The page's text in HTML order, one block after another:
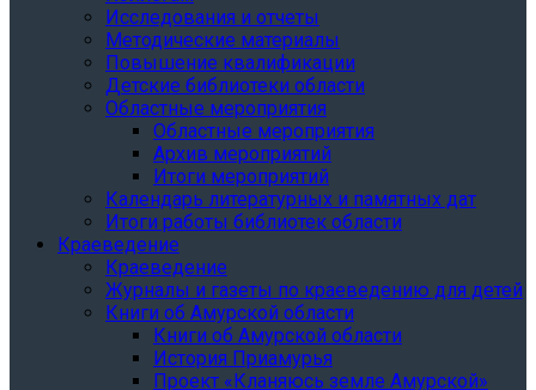
Исследования и отчеты
Методические материалы
Повышение квалификации
Детские библиотеки области
Областные мероприятия
Областные мероприятия
Архив мероприятий
Итоги мероприятий
Календарь литературных и памятных дат
Итоги работы библиотек области
Краеведение
Краеведение
Журналы и газеты по краеведению для детей
Книги об Амурской области
Книги об Амурской области
История Приамурья
Проект «Кланяюсь земле Амурской»